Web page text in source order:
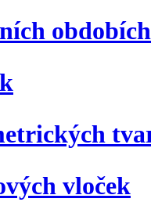
obdobích
vloček